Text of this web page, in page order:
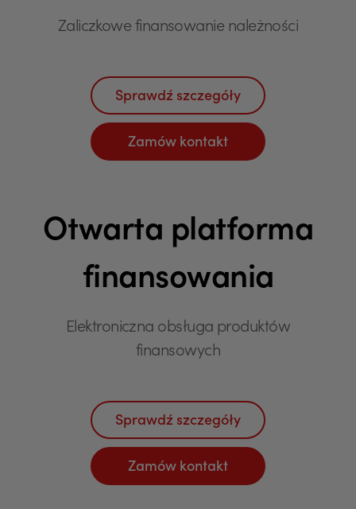
Zaliczkowe finansowanie należności
Sprawdź szczegóły
Zamów kontakt
Otwarta platforma
finansowania
Elektroniczna obsługa produktów
finansowych
Sprawdź szczegóły
Zamów kontakt